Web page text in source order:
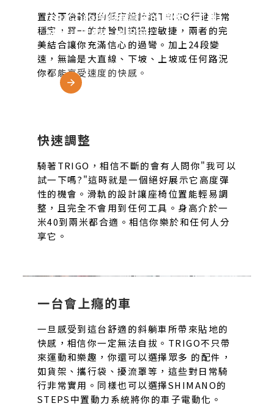
TRIGO的模組有高度的彈性，可達
成接近客製化的程度
置於兩後輪間的低座設計讓TRIGO行進非常
穩定，單一的前輪則讓操控敏捷，兩者的完
美結合讓你充滿信心的過彎。加上24段變
速，無論是大直線、下坡、上坡或任何路況
你都能享受速度的快感。
快速調整
騎著TRIGO，相信不斷的會有人問你"我可以
試一下嗎?"這時就是一個絕好展示它高度彈
性的機會。滑軌的設計讓座椅位置能輕易調
整，且完全不會用到任何工具。身高介於一
米40到兩米都合適。相信你樂於和任何人分
享它。
一台會上癮的車
一旦感受到這台舒適的斜躺車所帶來貼地的
快感，相信你一定無法自拔。TRIGO不只帶
來運動和樂趣，你還可以選擇眾多 的配件，
如貨架、攜行袋、擾流罩等，這些對日常騎
行非常實用。同樣也可以選擇SHIMANO的
STEPS中置動力系統將你的車子電動化。